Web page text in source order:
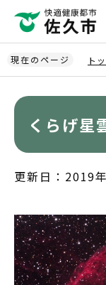
ペ
ー
ジ
現在のページ ト
くらげ星
更新日：2019